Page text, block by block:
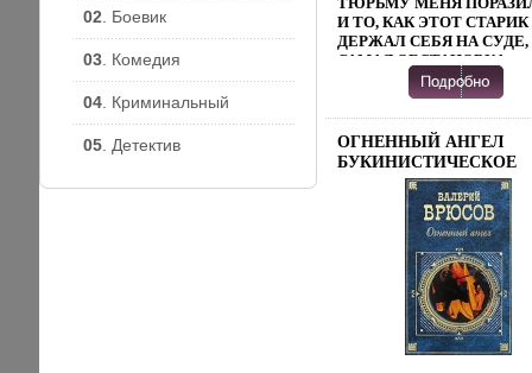
02 . Боевик
03 . Комедия
04 . Криминальный
05 . Детектив
ОХРАНЕ И ПАТЕНТНО-
ЛИЦЕНЗИОННЫМ
ОПЕРАЦИЯМ
БГСШУИЗДАНИЕ
ПРЕДНАЗНАЧЕНО ДЛЯ
КУРСОВ И
ОБЛАСТИ ОБЩЕГО И
ФИНАНСОВОГО
МЕНЕДЖМЕНТА
АНДРЕЙ БОВИН
ЧЕРЕДНИКОВА.
И ТО, КАК ЭТОТ СТАРИК
ДЕРЖАЛ СЕБЯ НА СУДЕ,
САМАЯ ОБСТАНОВКА
ПРЕСТУПЛЕНИЯ Я
ДОБИЛСЯ СВИДАНИЯ С
ОСУЖДЕННЫМ
ОН ДИЧАТХАФИЛСЯ
ОТМАЛЧИВАЛСЯ,
НАКОНЕЦ, РАССКАЗАЛ
СВОЮ ЖИЗНЬ
»ПРЕДОСТАВЛЕНИЕ
ПРОИЗВЕДЕНИЯ
ПОЛЬЗОВАТЕЛЯМ
ОСУЩЕСТВЛЯЕТСЯ
"ЛИТРЕС"
ПРЕДОСТАВЛЕНИЕ
ПРОИЗВЕДЕНИЯ
ПОЛЬЗОВАТЕЛЯМ
ОГНЕННЫЙ АНГЕЛ
БУКИНИСТИЧЕСКОЕ
ИЗДАНИЕ
ХОРОШАЯ
ИЗДАТЕЛЬСТВО:
ШКОЛА, 1993 Г
ПЕРЕПЛЕТ, 480 СТР
06-002310-9 ТИРАЖ:
ЭКЗ ФОРМАТ: 84X108/
(~130Х205 ММ) ИНФО